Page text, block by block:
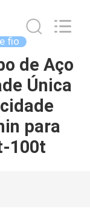
fio
de Aço
Única
para
100t